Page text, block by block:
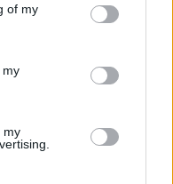
You may click to
its third-party tags to
in below Google
of my
my
my